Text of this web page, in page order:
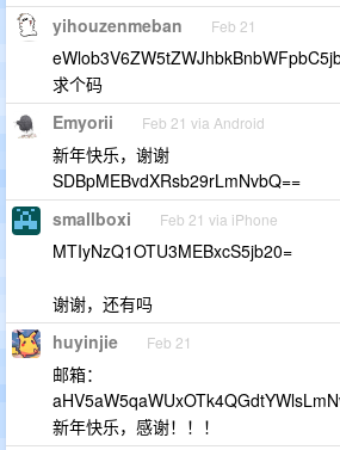
yihouzenmeban Feb 21
求个码
Emyorii Feb 21 via Android
新年快乐，谢谢
SDBpMEBvdXRsb29rLmNvbQ==
smallboxi Feb 21 via iPhone
MTIyNzQ1OTU3MEBxcS5jb20=
谢谢，还有吗
huyinjie Feb 21
邮箱：
新年快乐，感谢！！！